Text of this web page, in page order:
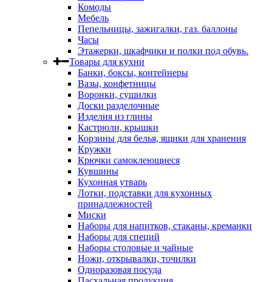
Комоды
Мебель
Пепельницы, зажигалки, газ. баллоны
Часы
Этажерки, шкафчики и полки под обувь.
Товары для кухни
Банки, боксы, контейнеры
Вазы, конфетницы
Воронки, сушилки
Доски разделочные
Изделия из глины
Кастрюли, крышки
Корзины для белья, ящики для хранения
Кружки
Крючки самоклеющиеся
Кувшины
Кухонная утварь
Лотки, подставки для кухонных
принадлежностей
Миски
Наборы для напитков, стаканы, креманки
Наборы для специй
Наборы столовые и чайные
Ножи, открывалки, точилки
Одноразовая посуда